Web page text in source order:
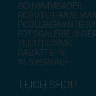
SCHWIMMBÄDER
ROBOTER-
FOTOGALERIE
TEICHTECHNIK
RABATTE -%
AUSVERKAUF
TEICH SHOP